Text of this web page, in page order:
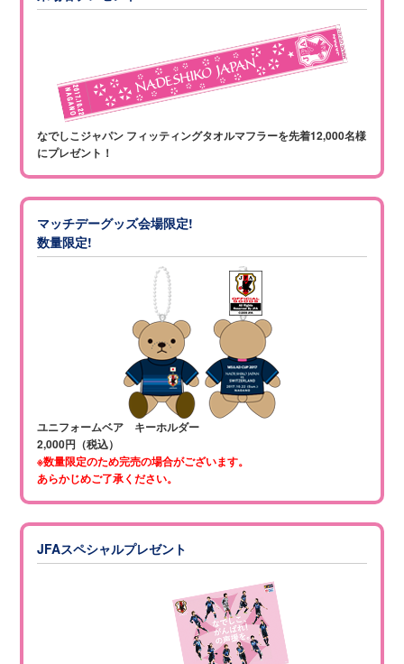
なでしこジャパン フィッティングタオルマフラーを先着12,000名様
にプレゼント！
マッチデーグッズ会場限定!
数量限定!
ユニフォームベア キーホルダー
2,000円（税込）
※数量限定のため完売の場合がございます。
あらかじめご了承ください。
JFAスペシャルプレゼント